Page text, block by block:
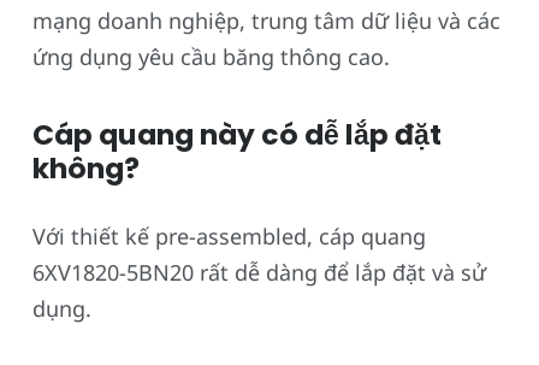
mạng doanh nghiệp, trung tâm dữ liệu và các
ứng dụng yêu cầu băng thông cao.
Cáp quang này có dễ lắp đặt
không?
Với thiết kế pre-assembled, cáp quang
6XV1820-5BN20 rất dễ dàng để lắp đặt và sử
dụng.